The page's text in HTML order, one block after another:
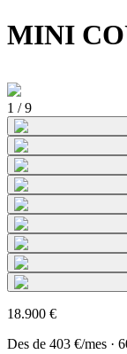
MINI
1 /9
18.900 €
Des de 403 €/mes ·